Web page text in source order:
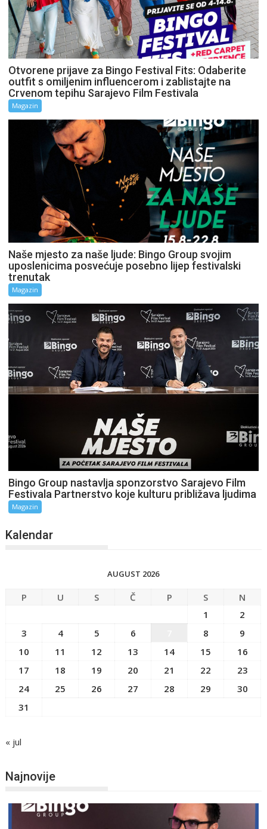
Otvorene prijave za Bingo Festival Fits: Odaberite
outfit s omiljenim influencerom i zablistajte na
Crvenom tepihu Sarajevo Film Festivala
Magazin
Naše mjesto za naše ljude: Bingo Group svojim
uposlenicima posvećuje posebno lijep festivalski
trenutak
Magazin
Bingo Group nastavlja sponzorstvo Sarajevo Film
Festivala Partnerstvo koje kulturu približava ljudima
Magazin
Kalendar
AUGUST 2026
P U S Č P S
N
1
2
3
4 5 6 8
9
10
11 12 13 14 15
16
17
18 19 20 21 22
23
24
25 26 27 28 29
30
31
« jul
Najnovije